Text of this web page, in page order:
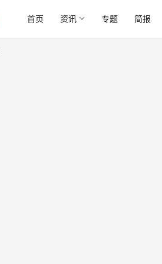
首页 资讯 专题 简报